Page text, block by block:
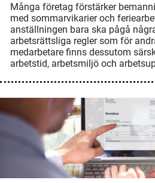
Många företag förstärker
med sommarvikarier och
anställningen bara ska pågå
arbetsrättsliga regler som för
medarbetare finns dessutom
arbetstid, arbetsmiljö och